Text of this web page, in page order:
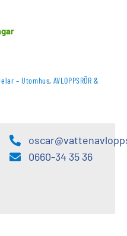
– Utomhus, AVLOPPSRÖR &
0660-34 35 36